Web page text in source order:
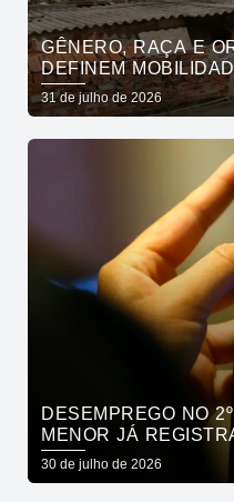
GÊNERO, RAÇA E
DEFINEM
31 de julho de 2026
DESEMPREGO NO
MENOR JÁ
30 de julho de 2026